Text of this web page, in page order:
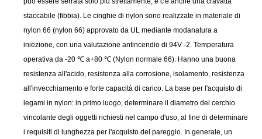
staccabile (fibbia). Le cinghie di nylon sono realizzate in materiale di
nylon 66 (nylon 66) approvato da UL mediante modanatura a
iniezione, con una valutazione antincendio di 94V -2. Temperatura
operativa da -20 ℃ a+80 ℃ (Nylon normale 66). Hanno una buona
resistenza all'acido, resistenza alla corrosione, isolamento, resistenza
all'invecchiamento e forte capacità di carico. La base per l'acquisto di
legami in nylon: in primo luogo, determinare il diametro del cerchio
vincolante degli oggetti richiesti nel campo d'uso, al fine di determinare
i requisiti di lunghezza per l'acquisto del pareggio. In generale, un